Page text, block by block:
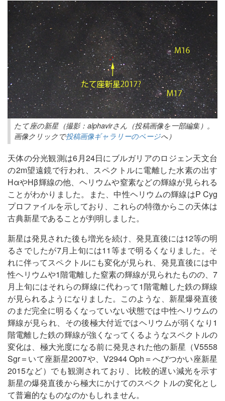
たて座の新星（撮影：alphavirさん（投稿画像を一部編集）。
画像クリックで投稿画像ギャラリーのページへ）
天体の分光観測は6月24日にブルガリアのロジェン天文台
の2m望遠鏡で行われ、スペクトルに電離した水素の出す
HαやHβ輝線の他、ヘリウムや窒素などの輝線が見られる
ことがわかりました。また、中性ヘリウムの輝線はP Cyg
プロファイルを示しており、これらの特徴からこの天体は
古典新星であることが判明しました。
新星は発見された後も増光を続け、発見直後には12等の明
るさでしたが7月上旬には11等まで明るくなりました。そ
れに伴ってスペクトルにも変化が見られ、発見直後には中
性ヘリウムや1階電離した窒素の輝線が見られたものの、7
月上旬にはそれらの輝線に代わって1階電離した鉄の輝線
が見られるようになりました。このような、新星爆発直後
のまだ完全に明るくなっていない状態では中性ヘリウムの
輝線が見られ、その後極大付近ではヘリウムが弱くなり1
階電離した鉄の輝線が強くなってくるようなスペクトルの
変化は、極大光度になる前に発見された他の新星（V5558
Sgr＝いて座新星2007や、V2944 Oph＝へびつかい座新星
2015など）でも観測されており、比較的遅い減光を示す
新星の爆発直後から極大にかけてのスペクトルの変化とし
て普遍的なものなのかもしれません。